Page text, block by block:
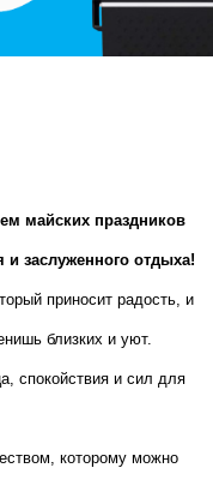
майских праздников
заслуженного отдыха!
приносит радость, и
близких и уют.
спокойствия и сил для
которому можно